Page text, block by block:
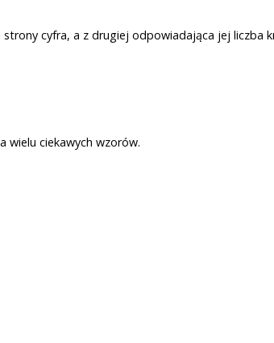
cyfra, a z drugiej odpowiadająca jej liczba
wielu ciekawych wzorów.